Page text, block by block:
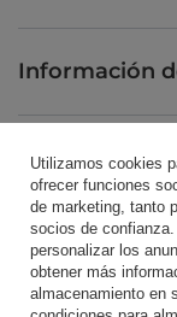
Información
Velas
Atajo
Utilizamos cookies
ofrecer funciones
de marketing, tanto
socios de
personalizar los
obtener más
almacenamiento en